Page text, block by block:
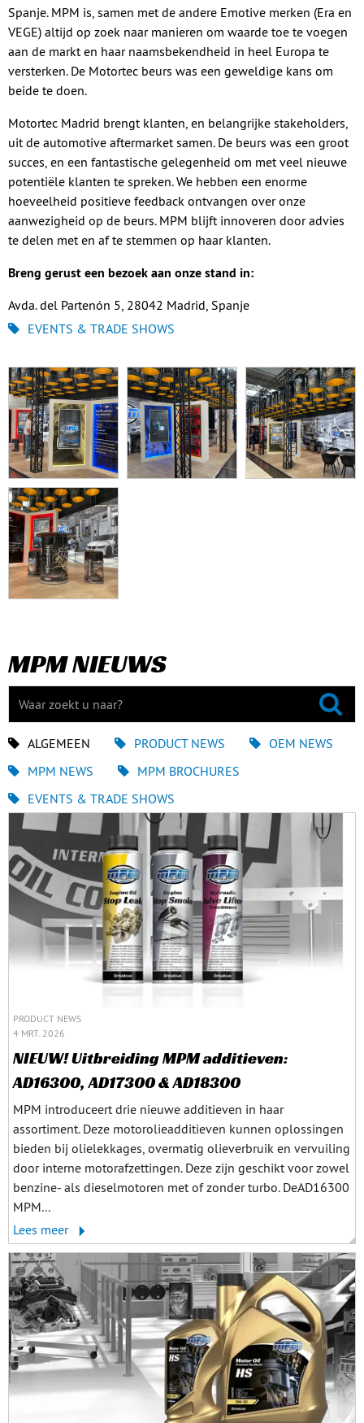
Spanje. MPM is, samen met de andere Emotive merken (Era en
VEGE) altijd op zoek naar manieren om waarde toe te voegen
aan de markt en haar naamsbekendheid in heel Europa te
versterken. De Motortec beurs was een geweldige kans om
beide te doen.
Motortec Madrid brengt klanten, en belangrijke stakeholders,
uit de automotive aftermarket samen. De beurs was een groot
succes, en een fantastische gelegenheid om met veel nieuwe
potentiële klanten te spreken. We hebben een enorme
hoeveelheid positieve feedback ontvangen over onze
aanwezigheid op de beurs. MPM blijft innoveren door advies
te delen met en af te stemmen op haar klanten.
Breng gerust een bezoek aan onze stand in:
Avda. del Partenón 5, 28042 Madrid, Spanje
EVENTS & TRADE SHOWS
MPM NIEUWS
ALGEMEEN PRODUCT NEWS
OEM NEWS
MPM NEWS
MPM BROCHURES
EVENTS & TRADE SHOWS
PRODUCT NEWS
4 MRT. 2026
NIEUW! Uitbreiding MPM additieven:
AD16300, AD17300 & AD18300
MPM introduceert drie nieuwe additieven in haar
assortiment. Deze motorolieadditieven kunnen oplossingen
bieden bij olielekkages, overmatig olieverbruik en vervuiling
door interne motorafzettingen. Deze zijn geschikt voor zowel
benzine- als dieselmotoren met of zonder turbo. DeAD16300
MPM...
Lees meer